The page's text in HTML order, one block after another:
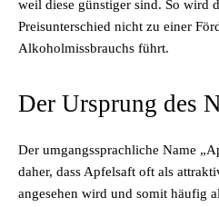
weil diese günstiger sind. So wird
Preisunterschied nicht zu einer
Alkoholmissbrauchs führt.
Der Ursprung des
Der umgangssprachliche Name
daher, dass Apfelsaft oft als
angesehen wird und somit häufig